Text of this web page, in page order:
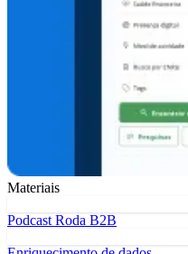
Materiais
Podcast Roda B2B